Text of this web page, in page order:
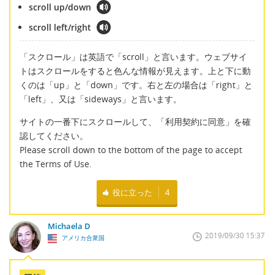
scroll up/down
scroll left/right
「スクロール」は英語で「scroll」と言います。ウェブサイ
トはスクロールをすると色んな情報が見えます。上と下に動
くのは「up」と「down」です。右と左の場合は「right」と
「left」、又は「sideways」と言います。
サイトの一番下にスクロールして、「利用契約に同意」を確
認してください。
Please scroll down to the bottom of the page to accept
the Terms of Use.
役に立った 4
Michaela D
アメリカ合衆国 2019/09/30 15:37